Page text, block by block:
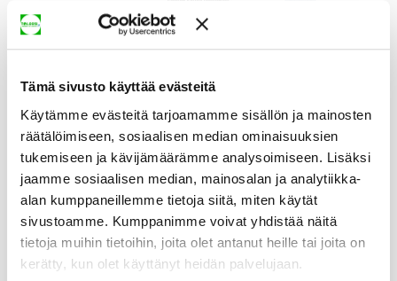
Tämä sivusto käyttää evästeitä
Käytämme evästeitä tarjoamamme sisällön ja mainosten
räätälöimiseen, sosiaalisen median ominaisuuksien
tukemiseen ja kävijämäärämme analysoimiseen. Lisäksi
jaamme sosiaalisen median, mainosalan ja analytiikka-
alan kumppaneillemme tietoja siitä, miten käytät
sivustoamme. Kumppanimme voivat yhdistää näitä
tietoja muihin tietoihin, joita olet antanut heille tai joita on
kerätty, kun olet käyttänyt heidän palvelujaan.